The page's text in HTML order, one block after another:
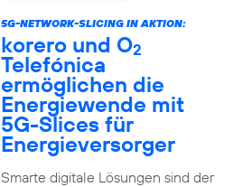
5G-NETWORK-SLICING IN AKTION:
korero und O2
Telefónica
ermöglichen die
Energiewende mit
5G-Slices für
Energieversorger
Smarte digitale Lösungen sind der